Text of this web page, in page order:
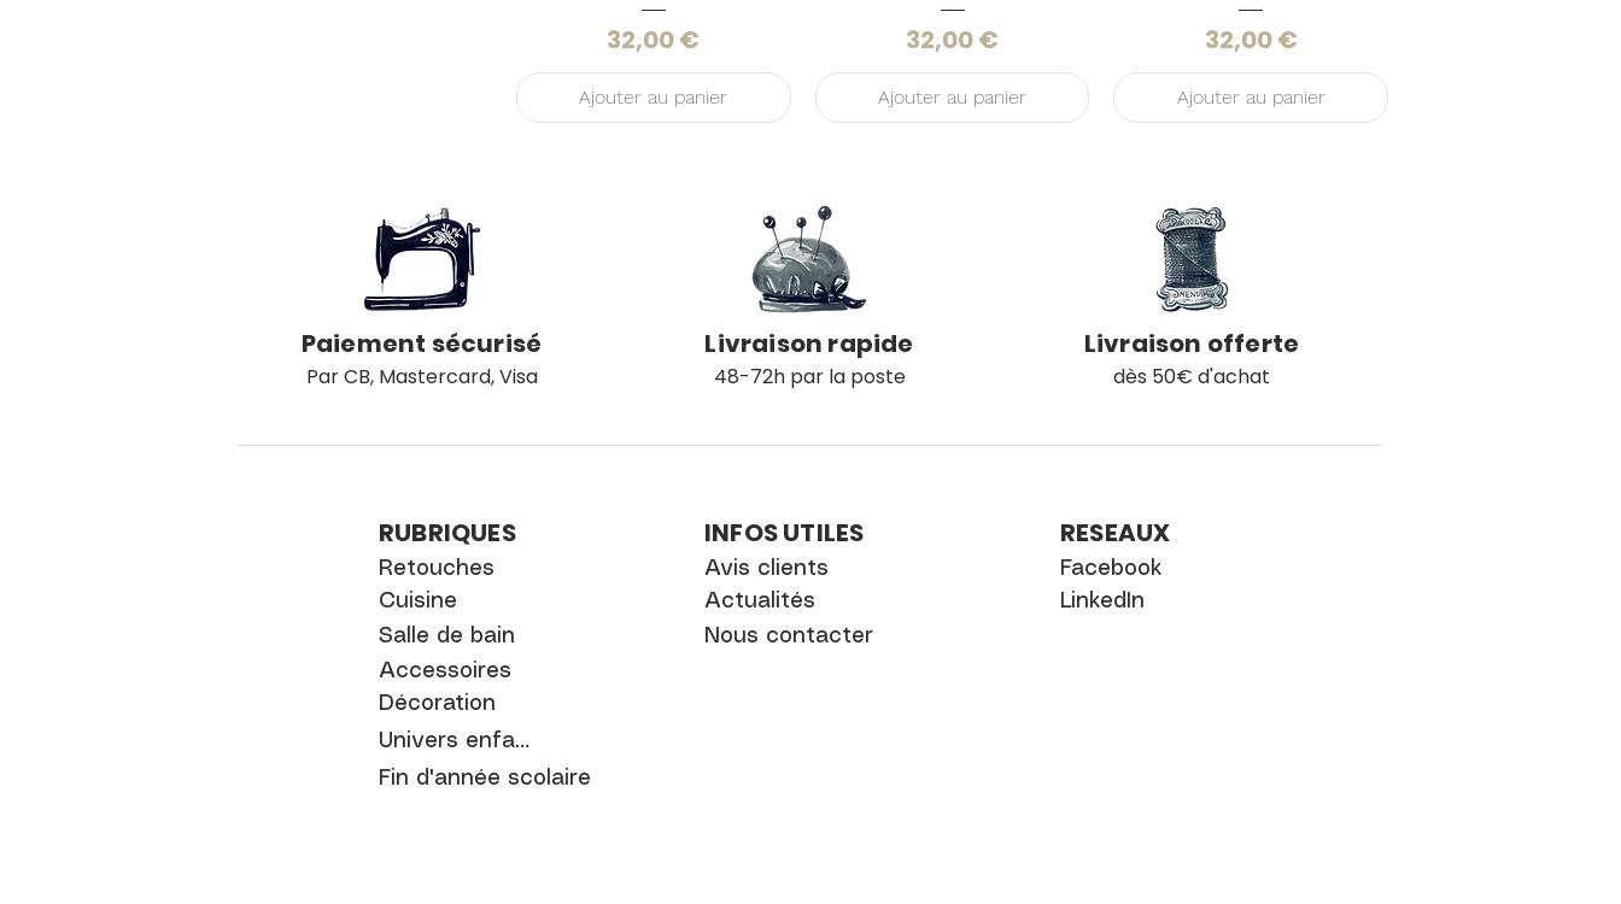
Prix
32,00 €
Ajouter au panier
Prix
32,00 €
Ajouter au panier
Prix
32,00 €
Ajouter au panier
Paiement sécurisé
Par CB, Mastercard, Visa
Livraison rapide
48-72h par la poste
Livraison offerte
dès 50€ d'achat
RUBRIQUES
Retouches
Cuisine
Salle de bain
Accessoires
Décoration
Univers enfant
Fin d'année scolaire
INFOS UTILES
Avis clients
Actualités
Nous contacter
RESEAUX
Facebook
LinkedIn